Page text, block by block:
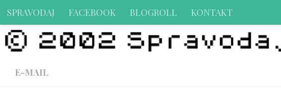
Preskočiť na obsah
SPRAVODAJ FACEBOOK BLOGROLL KONTAKT
E-MAIL